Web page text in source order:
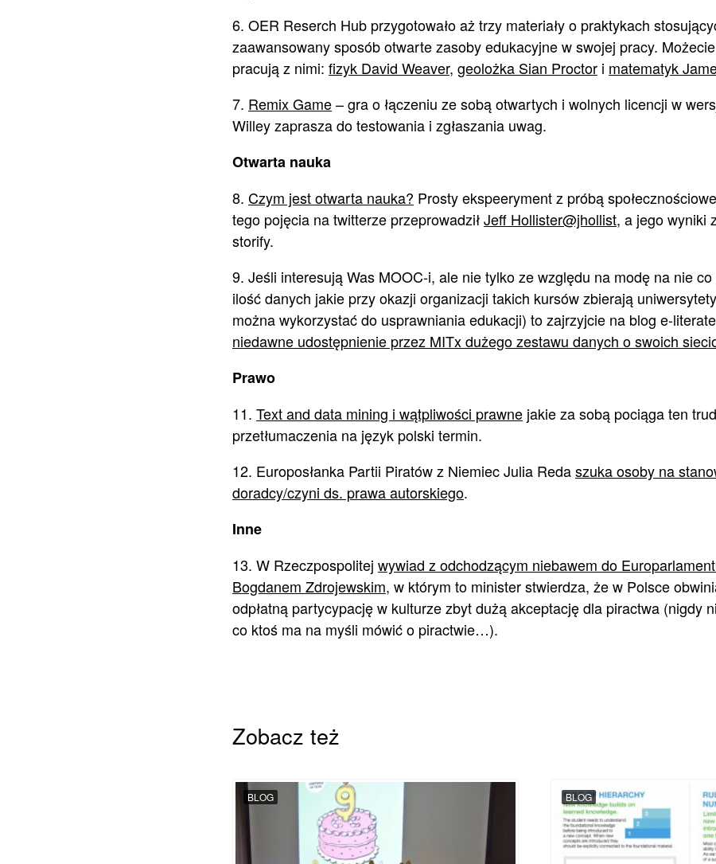
6. OER Reserch Hub przygotowało aż trzy materiały o praktykach
zaawansowany sposób otwarte zasoby edukacyjne w swojej pracy.
pracują z nimi: fizyk David Weaver, geolożka Sian Proctor i matematyk
7. Remix Game– gra o łączeniu ze sobą otwartych i wolnych licencji w
Willey zaprasza do testowania i zgłaszania uwag.
Otwarta nauka
8. Czym jest otwarta nauka? Prosty ekspeeryment z próbą
tego pojęcia na twitterze przeprowadziłJeff Hollister@jhollist, a jego wyniki
storify.
9. Jeśli interesują Was MOOC-i, ale nie tylko ze względu na modę na nie
ilość danych jakie przy okazji organizacji takich kursów zbierają
można wykorzystać do usprawniania edukacji) to zajrzyjcie na blog e-
niedawne udostępnienie przez MITx dużego zestawu danych o swoich
Prawo
11. Text and data mining i wątpliwości prawne jakie za sobą pociąga ten
przetłumaczenia na język polski termin.
12. Europosłanka Partii Piratów z Niemiec Julia Redaszuka osoby na
doradcy/czyni ds. prawa autorskiego.
Inne
13. W Rzeczpospolitej wywiad z odchodzącym niebawem do
Bogdanem Zdrojewskim, w którym to minister stwierdza, że w Polsce
odpłatną partycypację w kulturze zbyt dużą akceptację dla piractwa (nigdy
co ktoś ma na myśli mówić o piractwie…).
Zobacz też
BLOG BLOG